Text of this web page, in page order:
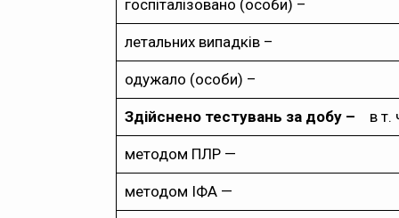
госпіталізовано (особи) –
летальних випадків –
одужало (особи) –
Здійснено тестувань за добу – в т.
методом ПЛР —
методом ІФА —